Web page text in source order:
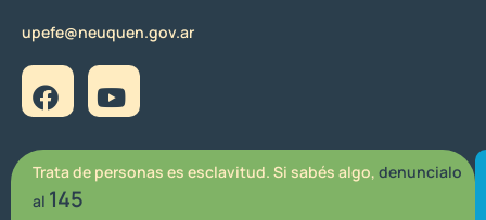
upefe@neuquen.gov.ar
Trata de personas es esclavitud. Si sabés algo, denuncialo
al 145